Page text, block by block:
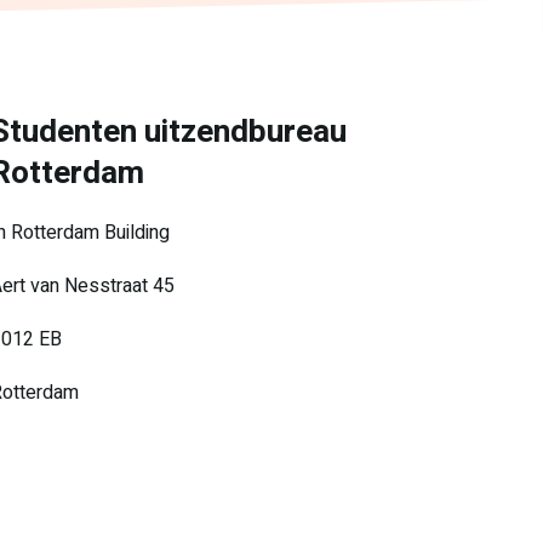
uitzendbureau
Rotterdam Building
van Nesstraat 45
EB